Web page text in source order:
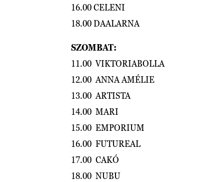
16.00 CELENI
18.00 DAALARNA
SZOMBAT:
11.00 VIKTORIABOLLA
12.00 ANNA AMÉLIE
13.00 ARTISTA
14.00 MARI
15.00 EMPORIUM
16.00 FUTUREAL
17.00 CAKÓ
18.00 NUBU